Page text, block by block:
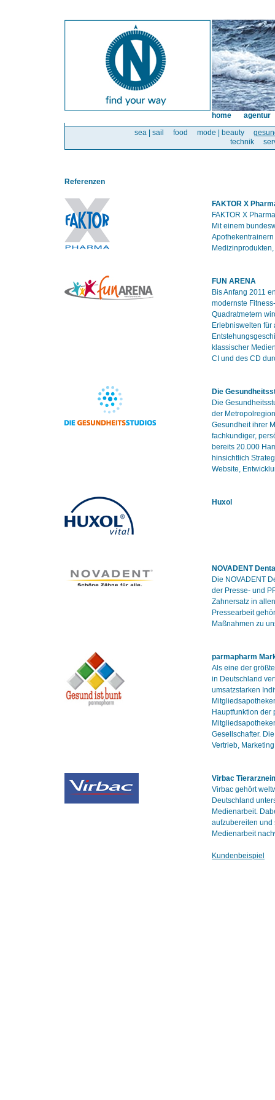
sea | sail food mode | beauty
technik
home agentur
Referenzen
FAKTOR X
FAKTOR X
Mit einem
Apothekentrainern
FUN ARENA
Bis Anfang 2011
modernste
Quadratmetern
Erlebniswelten für
klassischer
CI und des CD
Die
Die
der
Gesundheit ihrer
fachkundiger,
bereits 20.000
hinsichtlich
Website,
Huxol
NOVADENT
Die NOVADENT
der Presse- und
Zahnersatz in
Pressearbeit
Maßnahmen zu
parmapharm
Als eine der
in Deutschland
umsatzstarken
Hauptfunktion der
Gesellschafter.
Vertrieb,
Virbac
Virbac gehört
Deutschland
Medienarbeit.
aufzubereiten und
Medienarbeit
Kundenbeispiel